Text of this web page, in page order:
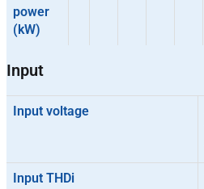
power
(kW)
Input
Input voltage
Input THDi